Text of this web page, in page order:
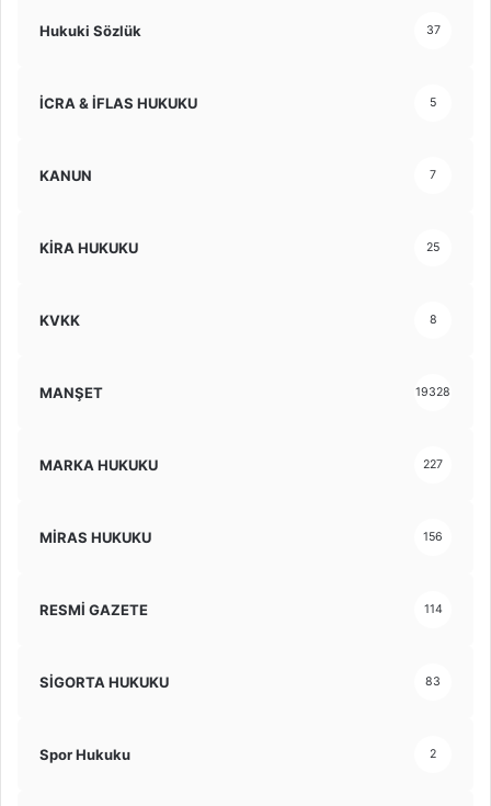
Hukuki Sözlük 37
İCRA & İFLAS HUKUKU 5
KANUN 7
KİRA HUKUKU 25
KVKK 8
MANŞET 19328
MARKA HUKUKU 227
MİRAS HUKUKU 156
RESMİ GAZETE 114
SİGORTA HUKUKU 83
Spor Hukuku 2